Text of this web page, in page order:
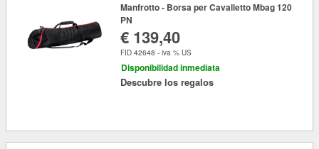
Manfrotto - Borsa per Cavalletto Mbag 120
PN
€ 139,40
FID 42648 - iva % US
Disponibilidad inmediata
Descubre los regalos